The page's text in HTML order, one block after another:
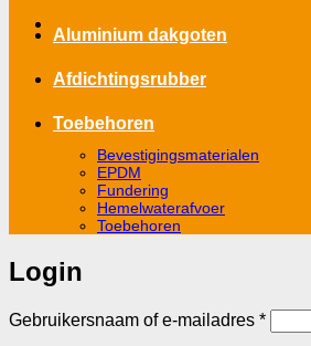
Aluminium dakgoten
Afdichtingsrubber
Toebehoren
Bevestigingsmaterialen
EPDM
Fundering
Hemelwaterafvoer
Toebehoren
Login
Gebruikersnaam of e-mailadres *Vereist